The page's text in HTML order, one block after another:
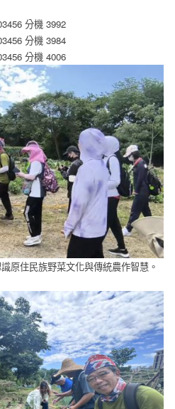
分機 3992
分機 3984
分機 4006
原住民族野菜文化與傳統農作智慧。